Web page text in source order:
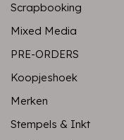
Scrapbooking
Mixed Media
PRE-ORDERS
Koopjeshoek
Merken
Stempels & Inkt